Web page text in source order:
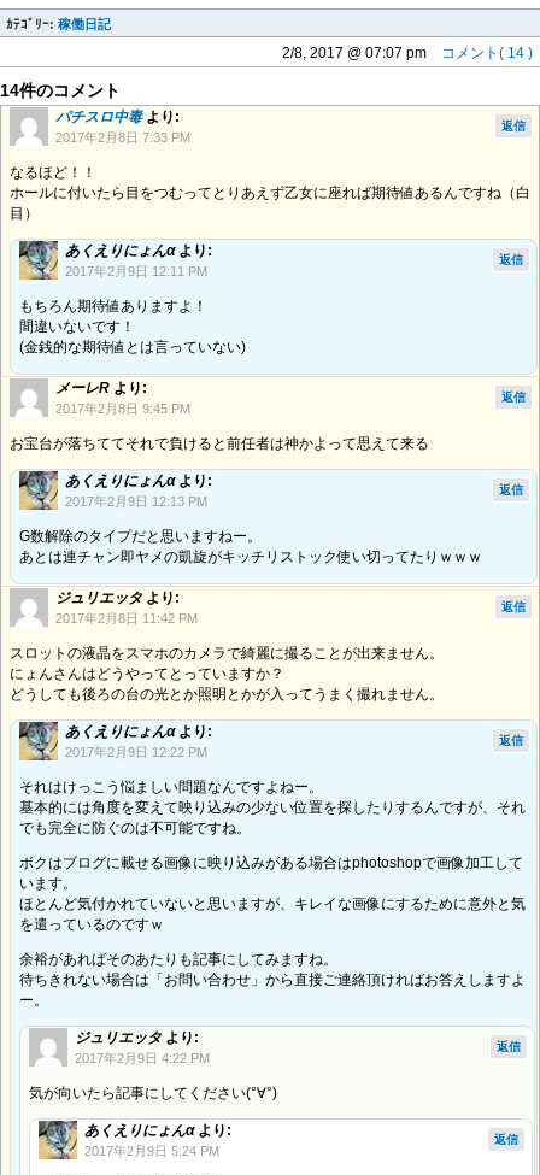
ｶﾃｺﾞﾘｰ: 稼働日記
2/8, 2017 @ 07:07 pm コメント( 14 )
14件のコメント
パチスロ中毒 より:
2017年2月8日 7:33 PM
なるほど！！
ホールに付いたら目をつむってとりあえず乙女に座れば期待値あるんですね（白
目）
返信
あくえりにょんα より:
2017年2月9日 12:11 PM
もちろん期待値ありますよ！
間違いないです！
(金銭的な期待値とは言っていない)
返信
メーレR より:
2017年2月8日 9:45 PM
お宝台が落ちててそれで負けると前任者は神かよって思えて来る
返信
あくえりにょんα より:
2017年2月9日 12:13 PM
G数解除のタイプだと思いますねー。
あとは連チャン即ヤメの凱旋がキッチリストック使い切ってたりｗｗｗ
返信
ジュリエッタ より:
2017年2月8日 11:42 PM
スロットの液晶をスマホのカメラで綺麗に撮ることが出来ません。
にょんさんはどうやってとっていますか？
どうしても後ろの台の光とか照明とかが入ってうまく撮れません。
返信
あくえりにょんα より:
2017年2月9日 12:22 PM
それはけっこう悩ましい問題なんですよねー。
基本的には角度を変えて映り込みの少ない位置を探したりするんですが、それ
でも完全に防ぐのは不可能ですね。
ボクはブログに載せる画像に映り込みがある場合はphotoshopで画像加工して
います。
ほとんど気付かれていないと思いますが、キレイな画像にするために意外と気
を遣っているのですｗ
余裕があればそのあたりも記事にしてみますね。
待ちきれない場合は「お問い合わせ」から直接ご連絡頂ければお答えしますよ
ー。
返信
ジュリエッタ より:
2017年2月9日 4:22 PM
気が向いたら記事にしてください(°∀°)
返信
あくえりにょんα より:
2017年2月9日 5:24 PM
返信